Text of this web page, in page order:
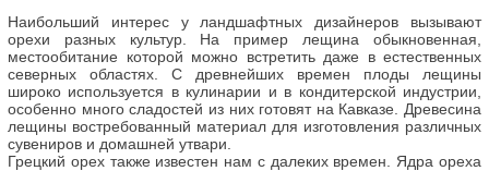
Наибольший интерес у ландшафтных дизайнеров вызывают
орехи разных культур. На пример лещина обыкновенная,
местообитание которой можно встретить даже в естественных
северных областях. С древнейших времен плоды лещины
широко используется в кулинарии и в кондитерской индустрии,
особенно много сладостей из них готовят на Кавказе. Древесина
лещины востребованный материал для изготовления различных
сувениров и домашней утвари.
Грецкий орех также известен нам с далеких времен. Ядра ореха